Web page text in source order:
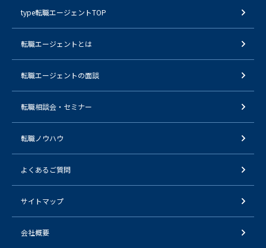
type転職エージェントTOP
転職エージェントとは
転職エージェントの面談
転職相談会・セミナー
転職ノウハウ
よくあるご質問
サイトマップ
会社概要